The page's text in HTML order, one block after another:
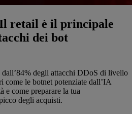
retail è il principale
dei bot
dall’84% degli attacchi DDoS di livello
come le botnet potenziate dall’IA
e come preparare la tua
degli acquisti.